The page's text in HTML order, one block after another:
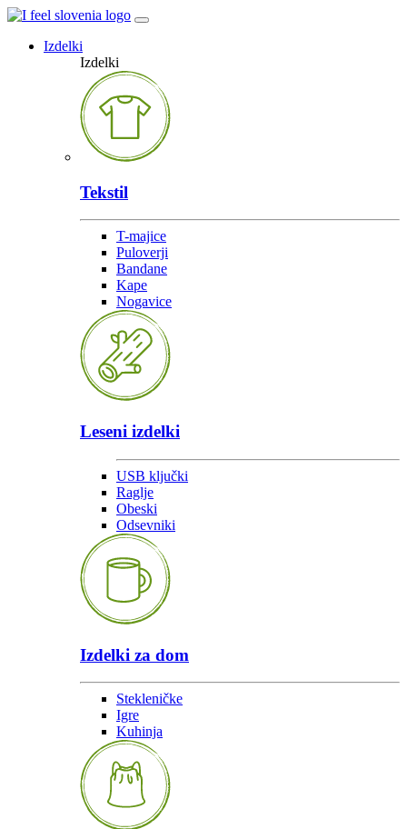
Izdelki
Izdelki
Tekstil
T-majice
Puloverji
Bandane
Kape
Nogavice
Leseni izdelki
USB ključki
Raglje
Obeski
Odsevniki
Izdelki za dom
Stekleničke
Igre
Kuhinja